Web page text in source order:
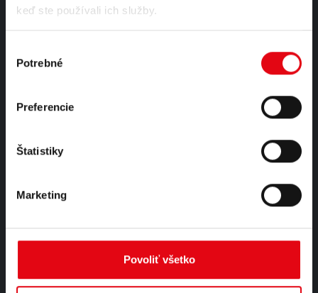
keď ste používali ich služby.
súhlasu
Potrebné
Preferencie
Štatistiky
Marketing
Povoliť všetko
0910 435 579
EMAIL:
PRACOVNÉ DNI:
VŠETKO O NÁKUPE
Ochrana osobných údajov
Najčastejšie otázky